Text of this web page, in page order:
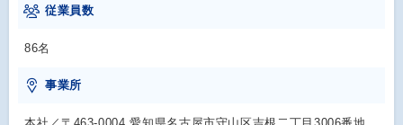
従業員数
86名
事業所